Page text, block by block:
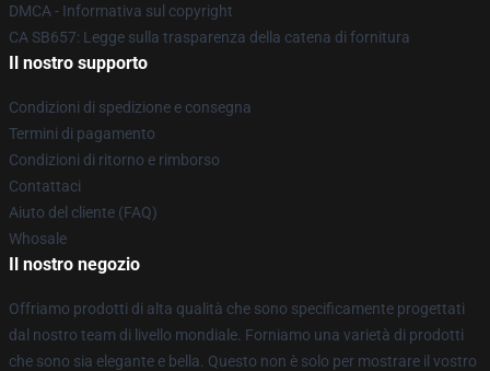
DMCA - Informativa sul copyright
CA SB657: Legge sulla trasparenza della catena di fornitura
Il nostro supporto
Condizioni di spedizione e consegna
Termini di pagamento
Condizioni di ritorno e rimborso
Contattaci
Aiuto del cliente (FAQ)
Whosale
Il nostro negozio
Offriamo prodotti di alta qualità che sono specificamente progettati
dal nostro team di livello mondiale. Forniamo una varietà di prodotti
che sono sia elegante e bella. Questo non è solo per mostrare il vostro